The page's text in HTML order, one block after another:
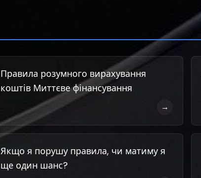
Правила розумного вирахування
коштів Миттєве фінансування
→
Якщо я порушу правила, чи матиму я
ще один шанс?